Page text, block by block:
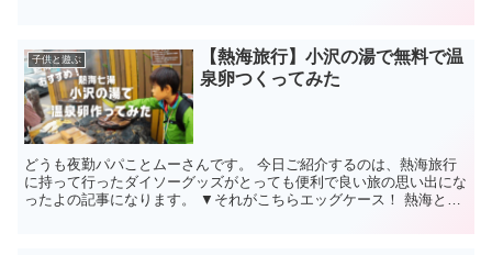
子供と遊ぶ
【熱海旅行】小沢の湯で無料で温
泉卵つくってみた
どうも夜勤パパことムーさんです。 今日ご紹介するのは、熱海旅行
に持って行ったダイソーグッズがとっても便利で良い旅の思い出にな
ったよの記事になります。 ▼それがこちらエッグケース！ 熱海とエ